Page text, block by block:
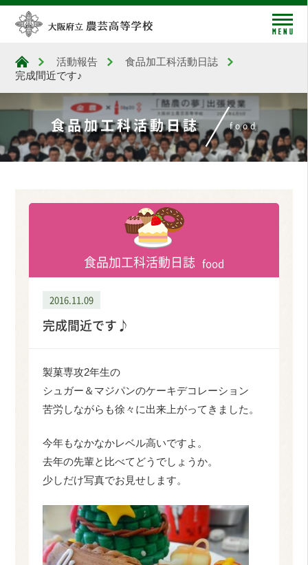
大阪府立農芸高等学校
活動報告
食品加工科活動日誌
完成間近です♪
食品加工科活動日誌 food
食品加工科活動日誌 food
2016.11.09
完成間近です♪
製菓専攻2年生の
シュガー＆マジパンのケーキデコレーション
苦労しながらも徐々に出来上がってきました。
今年もなかなかレベル高いですよ。
去年の先輩と比べてどうでしょうか。
少しだけ写真でお見せします。